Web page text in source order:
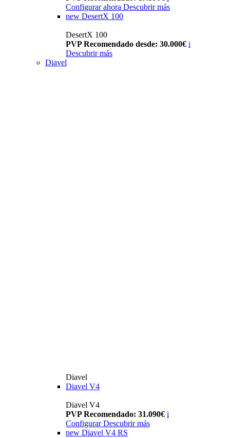
Configurar ahora Descubrir más
new DesertX 100
DesertX 100
PVP Recomendado desde: 30.000€ i
Descubrir más
Diavel
Diavel
Diavel V4
Diavel V4
PVP Recomendado: 31.090€ i
Configurar Descubrir más
new Diavel V4 RS